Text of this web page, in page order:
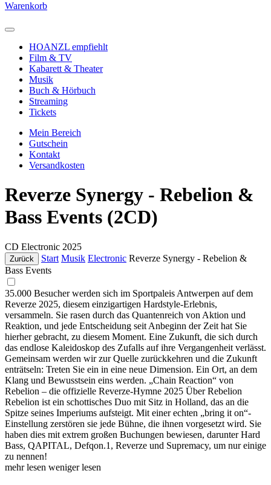
Warenkorb
HOANZL empfiehlt
Film & TV
Kabarett & Theater
Musik
Buch & Hörbuch
Streaming
Tickets
Mein Bereich
Gutschein
Kontakt
Versandkosten
Reverze Synergy - Rebelion &
Bass Events (2CD)
CD Electronic 2025
Zurück Start Musik Electronic Reverze Synergy - Rebelion &
Bass Events
35.000 Besucher werden sich im Sportpaleis Antwerpen auf dem
Reverze 2025, diesem einzigartigen Hardstyle-Erlebnis,
versammeln. Sie rasen durch das Quantenreich von Aktion und
Reaktion, und jede Entscheidung seit Anbeginn der Zeit hat Sie
hierher gebracht, zu diesem Moment. Eine Zukunft, die sich durch
das endlose Kaleidoskop des Zufalls auf ihre Vergangenheit verlässt.
Gemeinsam werden wir zur Quelle zurückkehren und die Zukunft
enträtseln: Treten Sie ein in eine neue Dimension. Ein Ort, an dem
Klang und Bewusstsein eins werden. „Chain Reaction“ von
Rebelion – die offizielle Reverze-Hymne 2025 Über Rebelion
Rebelion ist ein schottisches Duo mit Sitz in Holland, das an die
Spitze seines Imperiums aufsteigt. Mit einer echten „bring it on“-
Einstellung zerstören sie jede Bühne, die ihnen vorgesetzt wird. Sie
haben dies mit extrem großen Buchungen bewiesen, darunter Hard
Bass, QAPITAL, Defqon.1, Reverze und Supremacy, um nur einige
zu nennen!
mehr lesen weniger lesen